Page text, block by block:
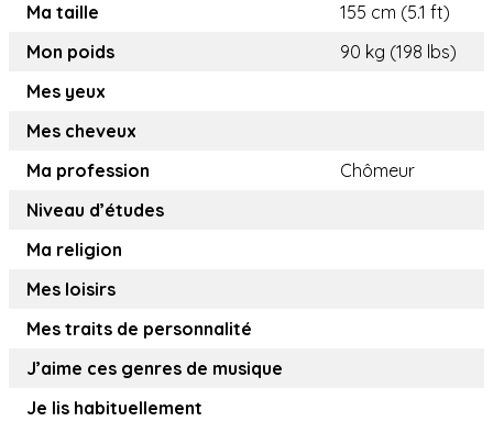
Ma taille
155 cm (5.1 ft)
Mon poids
90 kg (198 lbs)
Mes yeux
Mes cheveux
Ma profession
Chômeur
Niveau d’études
Ma religion
Mes loisirs
Mes traits de personnalité
J’aime ces genres de musique
Je lis habituellement